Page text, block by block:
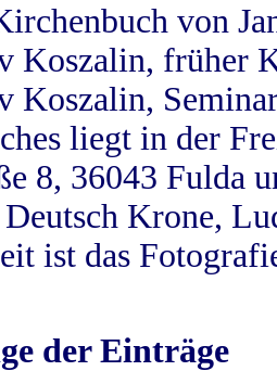
von
Koszalin, früher
Koszalin,
liegt in der
8, 36043 Fulda
Krone,
ist das
der Einträge